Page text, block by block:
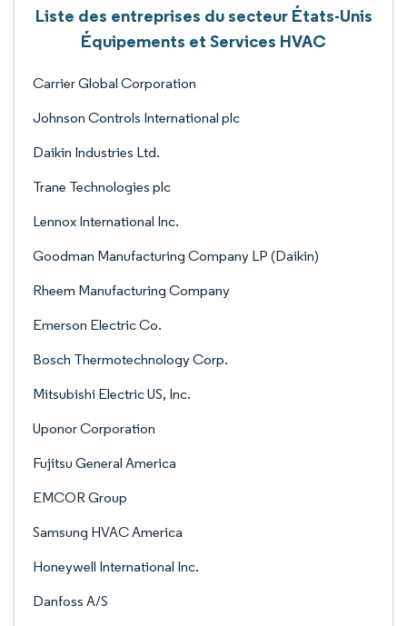
Liste des entreprises du secteur États-Unis
Équipements et Services HVAC
Carrier Global Corporation
Johnson Controls International plc
Daikin Industries Ltd.
Trane Technologies plc
Lennox International Inc.
Goodman Manufacturing Company LP (Daikin)
Rheem Manufacturing Company
Emerson Electric Co.
Bosch Thermotechnology Corp.
Mitsubishi Electric US, Inc.
Uponor Corporation
Fujitsu General America
EMCOR Group
Samsung HVAC America
Honeywell International Inc.
Danfoss A/S